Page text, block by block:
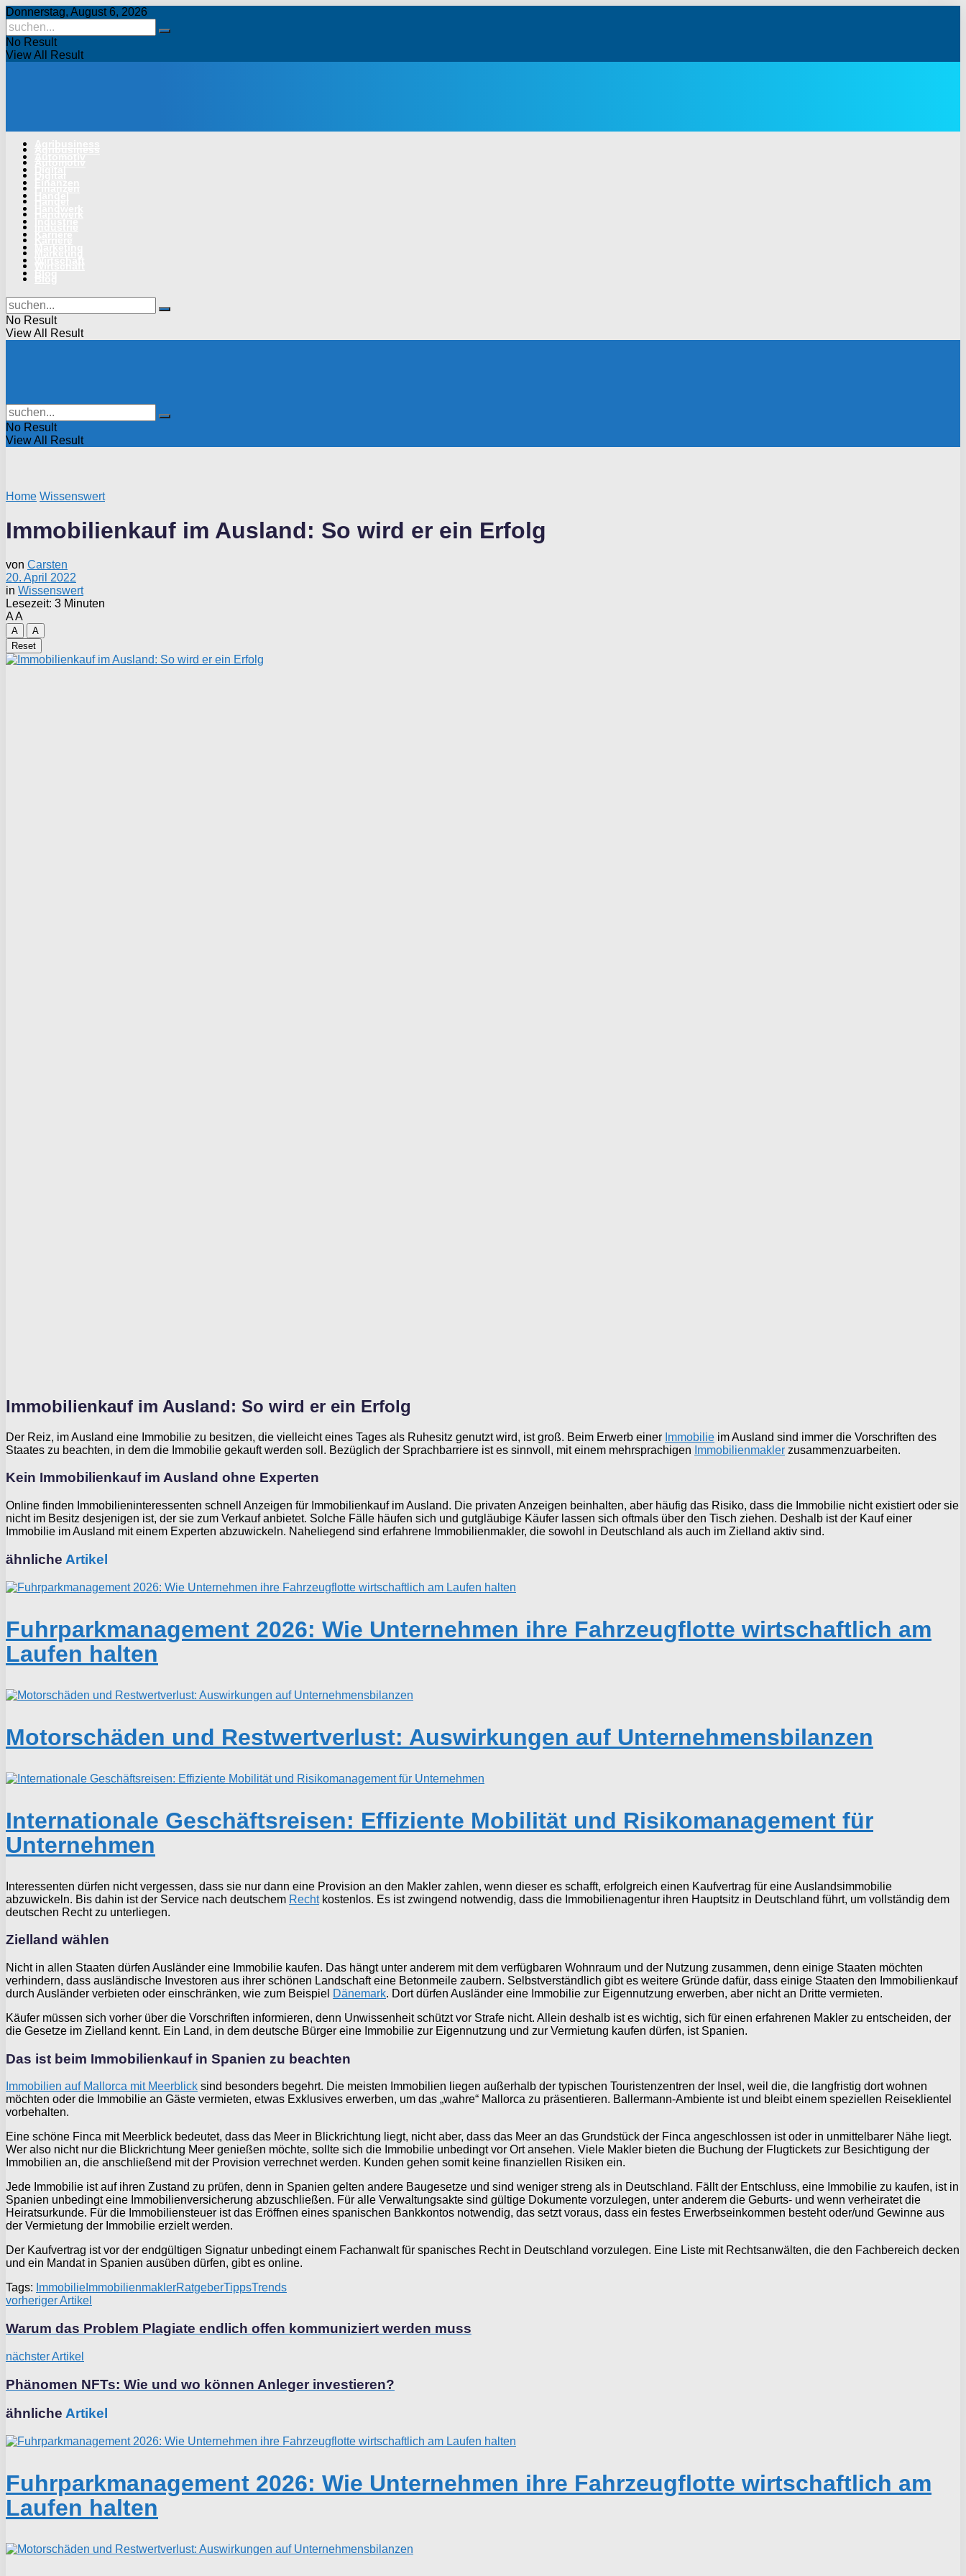
Donnerstag, August 6, 2026
No Result
View All Result
No Result
View All Result
No Result
View All Result
Home Wissenswert
Immobilienkauf im Ausland: So wird er ein Erfolg
von Carsten
20. April 2022
in Wissenswert
Lesezeit: 3 Minuten
AA
A
A
Reset
Immobilienkauf im Ausland: So wird er ein Erfolg
Der Reiz, im Ausland eine Immobilie zu besitzen, die vielleicht eines Tages als Ruhesitz genutzt wird, ist groß. Beim Erwerb einer Immobilie im Ausland sind immer die Vorschriften des
Staates zu beachten, in dem die Immobilie gekauft werden soll. Bezüglich der Sprachbarriere ist es sinnvoll, mit einem mehrsprachigen Immobilienmakler zusammenzuarbeiten.
Kein Immobilienkauf im Ausland ohne Experten
Online finden Immobilieninteressenten schnell Anzeigen für Immobilienkauf im Ausland. Die privaten Anzeigen beinhalten, aber häufig das Risiko, dass die Immobilie nicht existiert oder sie
nicht im Besitz desjenigen ist, der sie zum Verkauf anbietet. Solche Fälle häufen sich und gutgläubige Käufer lassen sich oftmals über den Tisch ziehen. Deshalb ist der Kauf einer
Immobilie im Ausland mit einem Experten abzuwickeln. Naheliegend sind erfahrene Immobilienmakler, die sowohl in Deutschland als auch im Zielland aktiv sind.
ähnliche Artikel
Fuhrparkmanagement 2026: Wie Unternehmen ihre Fahrzeugflotte wirtschaftlich am
Laufen halten
Motorschäden und Restwertverlust: Auswirkungen auf Unternehmensbilanzen
Internationale Geschäftsreisen: Effiziente Mobilität und Risikomanagement für
Unternehmen
Interessenten dürfen nicht vergessen, dass sie nur dann eine Provision an den Makler zahlen, wenn dieser es schafft, erfolgreich einen Kaufvertrag für eine Auslandsimmobilie
abzuwickeln. Bis dahin ist der Service nach deutschem Rechtkostenlos. Es ist zwingend notwendig, dass die Immobilienagentur ihren Hauptsitz in Deutschland führt, um vollständig dem
deutschen Recht zu unterliegen.
Zielland wählen
Nicht in allen Staaten dürfen Ausländer eine Immobilie kaufen. Das hängt unter anderem mit dem verfügbaren Wohnraum und der Nutzung zusammen, denn einige Staaten möchten
verhindern, dass ausländische Investoren aus ihrer schönen Landschaft eine Betonmeile zaubern. Selbstverständlich gibt es weitere Gründe dafür, dass einige Staaten den Immobilienkauf
durch Ausländer verbieten oder einschränken, wie zum Beispiel Dänemark. Dort dürfen Ausländer eine Immobilie zur Eigennutzung erwerben, aber nicht an Dritte vermieten.
Käufer müssen sich vorher über die Vorschriften informieren, denn Unwissenheit schützt vor Strafe nicht. Allein deshalb ist es wichtig, sich für einen erfahrenen Makler zu entscheiden, der
die Gesetze im Zielland kennt. Ein Land, in dem deutsche Bürger eine Immobilie zur Eigennutzung und zur Vermietung kaufen dürfen, ist Spanien.
Das ist beim Immobilienkauf in Spanien zu beachten
Immobilien auf Mallorca mit Meerblick sind besonders begehrt. Die meisten Immobilien liegen außerhalb der typischen Touristenzentren der Insel, weil die, die langfristig dort wohnen
möchten oder die Immobilie an Gäste vermieten, etwas Exklusives erwerben, um das „wahre“ Mallorca zu präsentieren. Ballermann-Ambiente ist und bleibt einem speziellen Reiseklientel
vorbehalten.
Eine schöne Finca mit Meerblick bedeutet, dass das Meer in Blickrichtung liegt, nicht aber, dass das Meer an das Grundstück der Finca angeschlossen ist oder in unmittelbarer Nähe liegt.
Wer also nicht nur die Blickrichtung Meer genießen möchte, sollte sich die Immobilie unbedingt vor Ort ansehen. Viele Makler bieten die Buchung der Flugtickets zur Besichtigung der
Immobilien an, die anschließend mit der Provision verrechnet werden. Kunden gehen somit keine finanziellen Risiken ein.
Jede Immobilie ist auf ihren Zustand zu prüfen, denn in Spanien gelten andere Baugesetze und sind weniger streng als in Deutschland. Fällt der Entschluss, eine Immobilie zu kaufen, ist in
Spanien unbedingt eine Immobilienversicherung abzuschließen. Für alle Verwaltungsakte sind gültige Dokumente vorzulegen, unter anderem die Geburts- und wenn verheiratet die
Heiratsurkunde. Für die Immobiliensteuer ist das Eröffnen eines spanischen Bankkontos notwendig, das setzt voraus, dass ein festes Erwerbseinkommen besteht oder/und Gewinne aus
der Vermietung der Immobilie erzielt werden.
Der Kaufvertrag ist vor der endgültigen Signatur unbedingt einem Fachanwalt für spanisches Recht in Deutschland vorzulegen. Eine Liste mit Rechtsanwälten, die den Fachbereich decken
und ein Mandat in Spanien ausüben dürfen, gibt es online.
Tags: Immobilie ImmobilienmaklerRatgeberTippsTrends
vorheriger Artikel
Warum das Problem Plagiate endlich offen kommuniziert werden muss
nächster Artikel
Phänomen NFTs: Wie und wo können Anleger investieren?
ähnliche Artikel
Fuhrparkmanagement 2026: Wie Unternehmen ihre Fahrzeugflotte wirtschaftlich am
Laufen halten